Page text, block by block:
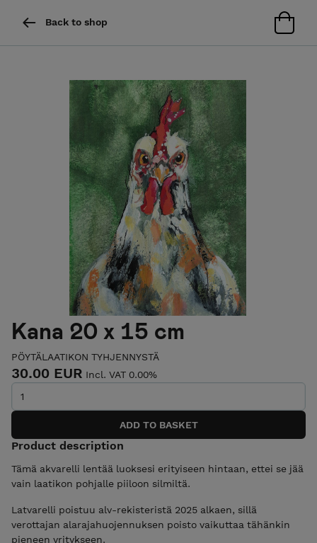
Back to shop
Kana 20 x 15 cm
PÖYTÄLAATIKON TYHJENNYSTÄ
30.00 EUR Incl. VAT 0.00%
Product description
Tämä akvarelli lentää luoksesi erityiseen hintaan, ettei se jää
vain laatikon pohjalle piiloon silmiltä.
Latvarelli poistuu alv-rekisteristä 2025 alkaen, sillä
verottajan alarajahuojennuksen poisto vaikuttaa tähänkin
pieneen yritykseen.